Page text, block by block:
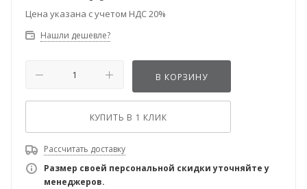
Цена указана с учетом НДС 20%
Нашли дешевле?
В КОРЗИНУ
КУПИТЬ В 1 КЛИК
Рассчитать доставку
Размер своей персональной скидки уточняйте у
менеджеров.